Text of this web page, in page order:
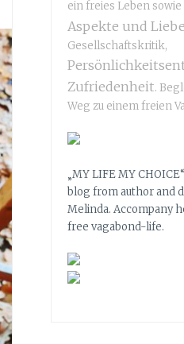
ein freies Leben sowie
Aspekte und
Gesellschaftskritik,
Zufriedenheit.
Weg zu einem freien
„MY LIFE MY
blog from author and
Melinda. Accompany
free vagabond-life.